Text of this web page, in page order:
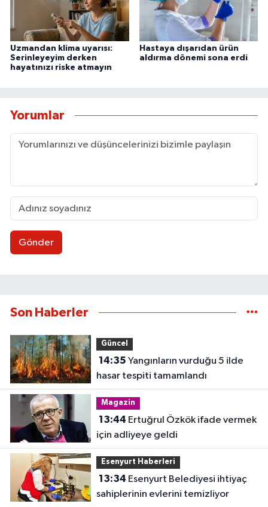
Uzmandan klima uyarısı:
Serinleyeyim derken
hayatınızı riske atmayın
Hastaya dışarıdan ürün
aldırma dönemi sona erdi
Yorumlar
Gönder
Son Haberler
Güncel
14:35
hasar tespiti tamamlandı
Magazin
13:44
için adliyeye geldi
Esenyurt Haberleri
13:34
sahiplerinin evlerini temizliyor